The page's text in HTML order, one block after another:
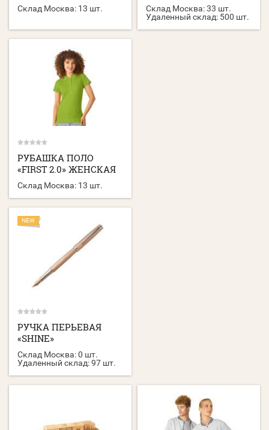
Склад Москва: 13 шт. Склад Москва: 33 шт.
Удаленный склад: 500 шт.
РУБАШКА ПОЛО
«FIRST 2.0» ЖЕНСКАЯ
Склад Москва: 13 шт.
NEW
РУЧКА ПЕРЬЕВАЯ
«SHINE»
Склад Москва:0 шт.
Удаленный склад:97 шт.